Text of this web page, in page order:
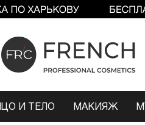
И ТЕЛО МАКИЯЖ